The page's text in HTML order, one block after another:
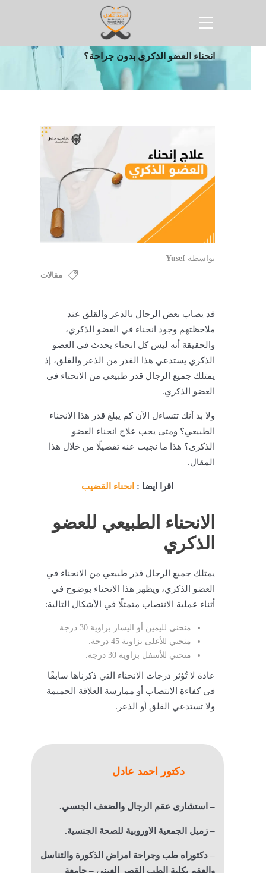
هل يمكن علاج
انحناء العضو الذكرى بدون جراحة؟
بواسطةYusef
مقالات
قد يصاب بعض الرجال بالذعر والقلق عند
ملاحظتهم وجود انحناء في العضو الذكري،
والحقيقة أنه ليس كل انحناء يحدث في العضو
الذكري يستدعي هذا القدر من الذعر والقلق، إذ
يمتلك جميع الرجال قدر طبيعي من الانحناء في
العضو الذكري.
ولا بد أنك تتساءل الآن كم يبلغ قدر هذا الانحناء
الطبيعي؟ ومتى يجب علاج انحناء العضو
الذكرى؟ هذا ما نجيب عنه تفصيلًا من خلال هذا
المقال.
اقرا ايضا : انحناء القضيب
الانحناء الطبيعي للعضو
الذكري
يمتلك جميع الرجال قدر طبيعي من الانحناء في
العضو الذكري، ويظهر هذا الانحناء بوضوح في
أثناء عملية الانتصاب متمثلًا في الأشكال التالية:
منحني لليمين أو اليسار بزاوية 30 درجة
منحني للأعلى بزاوية 45 درجة.
منحني للأسفل بزاوية 30 درجة.
عادة لا تُؤثر درجات الانحناء التي ذكرناها سابقًا
في كفاءة الانتصاب أو ممارسة العلاقة الحميمة
ولا تستدعي القلق أو الذعر.
دكتور احمد عادل
– استشارى عقم الرجال والضعف الجنسي.
– زميل الجمعية الاوروبية للصحة الجنسية.
– دكتوراه طب وجراحة امراض الذكورة والتناسل
والعقم بكلية الطب القصر العيني – جامعة